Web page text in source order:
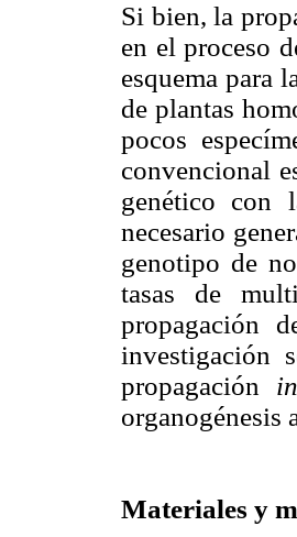
Si bien, la
en el proceso
esquema para
de plantas
pocos
convencional
genético con
necesario
genotipo de
tasas de
propagación
investigación
propagación
organogénesis
Materiales y